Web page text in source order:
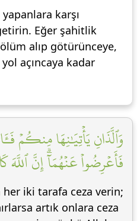
yapanlara karşı
Eğer şahitlik
alıp götürünceye,
açıncaya kadar
وَٱلَّذَانِ يَأۡتِيَٰنِهَا مِنكُمۡ
فَأَعۡرِضُواْ عَنۡهُمَآۗ إِنَّ ٱللَّهَ
iki tarafa ceza verin;
artık onlara ceza